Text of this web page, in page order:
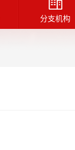
分支机构